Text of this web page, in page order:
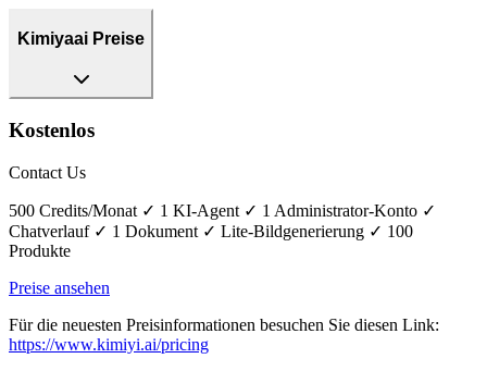
Kimiyaai Preise
Kostenlos
Contact Us
500 Credits/Monat ✓ 1 KI-Agent ✓ 1 Administrator-Konto ✓
Chatverlauf ✓ 1 Dokument ✓ Lite-Bildgenerierung ✓ 100
Produkte
Preise ansehen
Für die neuesten Preisinformationen besuchen Sie diesen Link:
https://www.kimiyi.ai/pricing